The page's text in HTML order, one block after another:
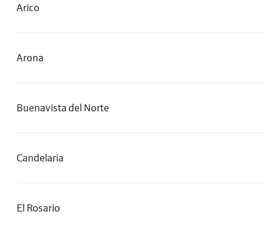
Arico
Arona
Buenavista del Norte
Candelaria
El Rosario